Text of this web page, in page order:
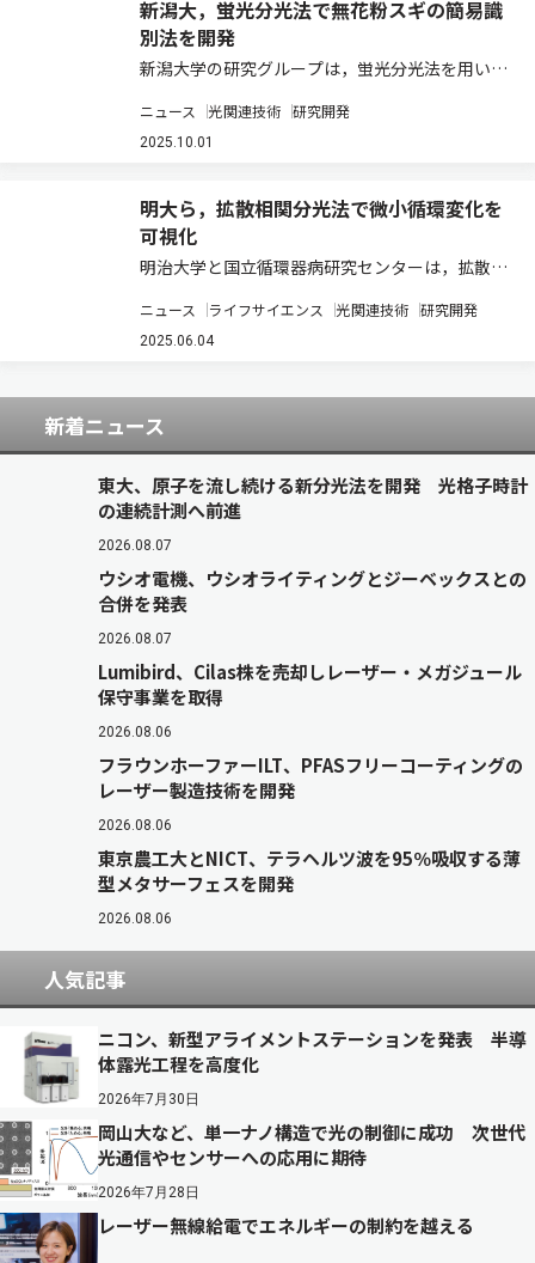
新潟大，蛍光分光法で無花粉スギの簡易識
別法を開発
新潟大学の研究グループは，蛍光分光法を用いた
リリース）。 無花粉スギの花粉を飛ばさない性質
は，雄性不稔遺伝子と呼ばれる1つの潜性遺伝子
ニュース 光関連技術 研究開発
2025.10.01
明大ら，拡散相関分光法で微小循環変化を
可視化
明治大学と国立循環器病研究センターは，拡散相
小循環不全のモニタリング技術の実証に成功した
（ニュースリリース）。 ショックとは，さまざま
ニュース ライフサイエンス 光関連技術 研究開発
2025.06.04
新着ニュース
東大、原子を流し続ける新分光法を開発 光格子時計
の連続計測へ前進
2026.08.07
ウシオ電機、ウシオライティングとジーベックスとの
合併を発表
2026.08.07
Lumibird、Cilas株を売却しレーザー・メガジュール
保守事業を取得
2026.08.06
フラウンホーファーILT、PFASフリーコーティングの
レーザー製造技術を開発
2026.08.06
東京農工大とNICT、テラヘルツ波を95％吸収する薄
型メタサーフェスを開発
2026.08.06
人気記事
ニコン、新型アライメントステーションを発表 半導
体露光工程を高度化
2026年7月30日
岡山大など、単一ナノ構造で光の制御に成功 次世代
光通信やセンサーへの応用に期待
2026年7月28日
レーザー無線給電でエネルギーの制約を越える